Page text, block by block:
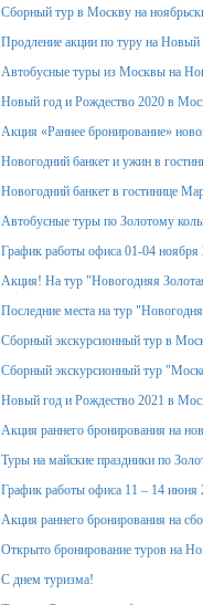
Сборный тур в Москву на
Продление акции по туру на
Автобусные туры из Москвы на
Новый год и Рождество 2020 в
Акция «Раннее бронирование»
Новогодний банкет и ужин в
Новогодний банкет в гостинице
Автобусные туры по Золотому
График работы офиса 01-04 ноября
Акция! На тур "Новогодняя
Последние места на тур
Сборный экскурсионный тур в
Сборный экскурсионный тур
Новый год и Рождество 2021 в
Акция раннего бронирования на
Туры на майские праздники по
График работы офиса 11 – 14 июня
Акция раннего бронирования на
Открыто бронирование туров на
С днем туризма!